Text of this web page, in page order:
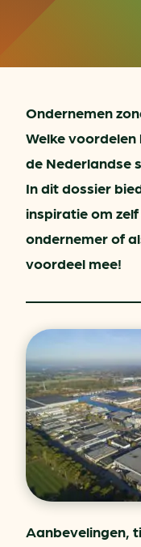
Ondernemen
Welke
de Nederlandse
In dit dossier
inspiratie om
ondernemer of
voordeel mee!
Aanbevelingen,